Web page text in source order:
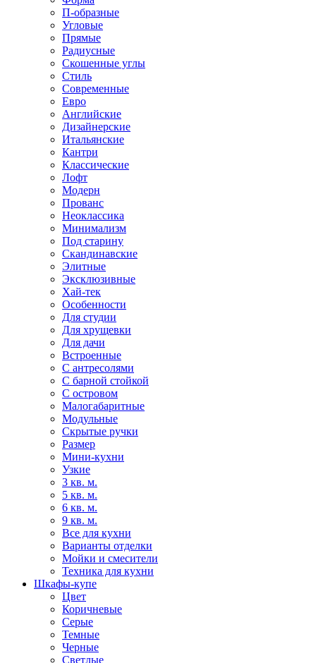
П-образные
Угловые
Прямые
Радиусные
Скошенные углы
Стиль
Современные
Евро
Английские
Дизайнерские
Итальянские
Кантри
Классические
Лофт
Модерн
Прованс
Неоклассика
Минимализм
Под старину
Скандинавские
Элитные
Эксклюзивные
Хай-тек
Особенности
Для студии
Для хрущевки
Для дачи
Встроенные
С антресолями
С барной стойкой
С островом
Малогабаритные
Модульные
Скрытые ручки
Размер
Мини-кухни
Узкие
3 кв. м.
5 кв. м.
6 кв. м.
9 кв. м.
Все для кухни
Варианты отделки
Мойки и смесители
Техника для кухни
Шкафы-купе
Цвет
Коричневые
Серые
Темные
Черные
Светлые